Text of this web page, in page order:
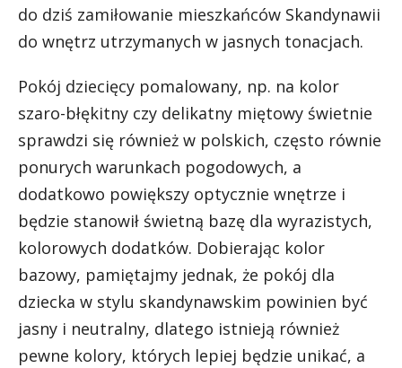
do dziś zamiłowanie mieszkańców Skandynawii
do wnętrz utrzymanych w jasnych tonacjach.
Pokój dziecięcy pomalowany, np. na kolor
szaro-błękitny czy delikatny miętowy świetnie
sprawdzi się również w polskich, często równie
ponurych warunkach pogodowych, a
dodatkowo powiększy optycznie wnętrze i
będzie stanowił świetną bazę dla wyrazistych,
kolorowych dodatków. Dobierając kolor
bazowy, pamiętajmy jednak, że pokój dla
dziecka w stylu skandynawskim powinien być
jasny i neutralny, dlatego istnieją również
pewne kolory, których lepiej będzie unikać, a